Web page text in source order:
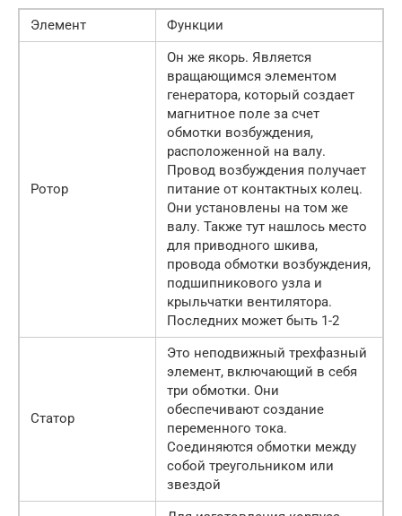
Элемент Функции
Ротор
Он же якорь. Является
вращающимся элементом
генератора, который создает
магнитное поле за счет
обмотки возбуждения,
расположенной на валу.
Провод возбуждения получает
питание от контактных колец.
Они установлены на том же
валу. Также тут нашлось место
для приводного шкива,
провода обмотки возбуждения,
подшипникового узла и
крыльчатки вентилятора.
Последних может быть 1-2
Статор
Это неподвижный трехфазный
элемент, включающий в себя
три обмотки. Они
обеспечивают создание
переменного тока.
Соединяются обмотки между
собой треугольником или
звездой